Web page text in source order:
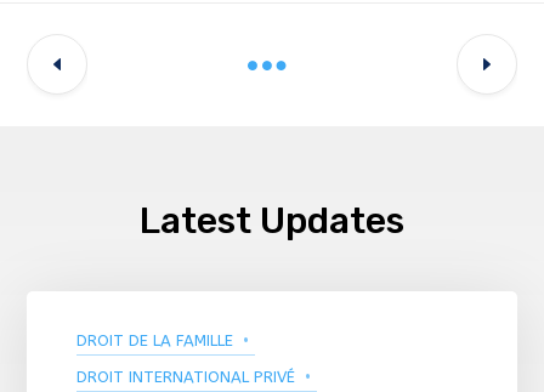
Latest Updates
DROIT DE LA FAMILLE
DROIT INTERNATIONAL PRIVÉ